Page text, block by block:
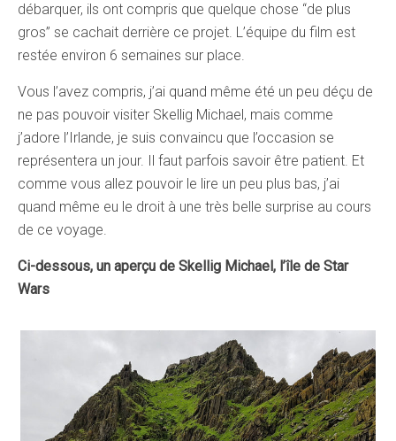
débarquer, ils ont compris que quelque chose “de plus
gros” se cachait derrière ce projet. L’équipe du film est
restée environ 6 semaines sur place.
Vous l’avez compris, j’ai quand même été un peu déçu de
ne pas pouvoir visiter Skellig Michael, mais comme
j’adore l’Irlande, je suis convaincu que l’occasion se
représentera un jour. Il faut parfois savoir être patient. Et
comme vous allez pouvoir le lire un peu plus bas, j’ai
quand même eu le droit à une très belle surprise au cours
de ce voyage.
Ci-dessous, un aperçu de Skellig Michael, l’île de Star
Wars